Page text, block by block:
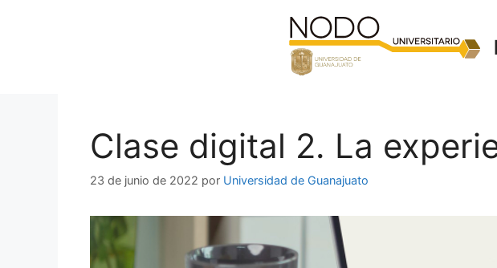
Clase digital 2. La
23 de junio de 2022 por Universidad de Guanajuato